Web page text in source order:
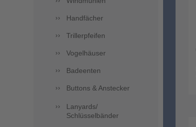
Handfächer
Trillerpfeifen
Vogelhäuser
Badeenten
Buttons & Anstecker
Lanyards/
Schlüsselbänder